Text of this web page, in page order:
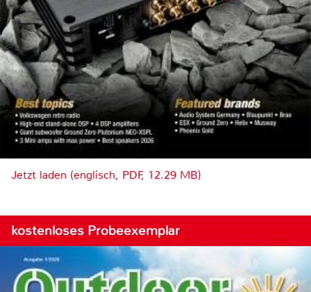
Jetzt laden (englisch, PDF, 12.29 MB)
kostenloses Probeexemplar